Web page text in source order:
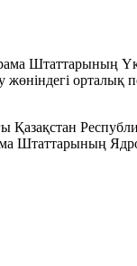
Штаттарының
Штаттарының